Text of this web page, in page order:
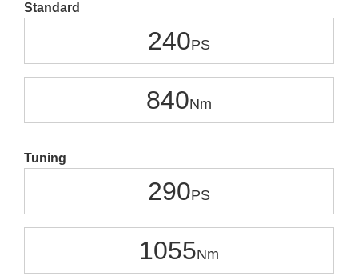
Standard
240
840
Tuning
290
1055